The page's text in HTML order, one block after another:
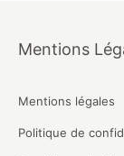
Mentions
Mentions légales
Politique de